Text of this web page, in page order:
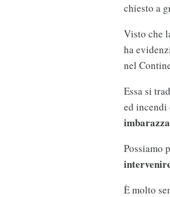
chiesto a
Visto che
ha
nel
Essa si
ed
Possiamo
È molto